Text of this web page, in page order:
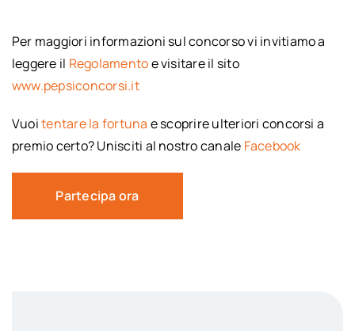
Per maggiori informazioni sul concorso vi invitiamo a
leggere il Regolamentoe visitare il sito
www.pepsiconcorsi.it
Vuoitentare la fortuna e scoprire ulteriori concorsi a
premio certo? Unisciti al nostro canale Facebook
Partecipa ora